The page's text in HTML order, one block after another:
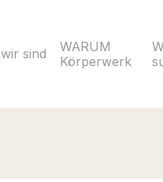
sind
WARUM
Körperwerk